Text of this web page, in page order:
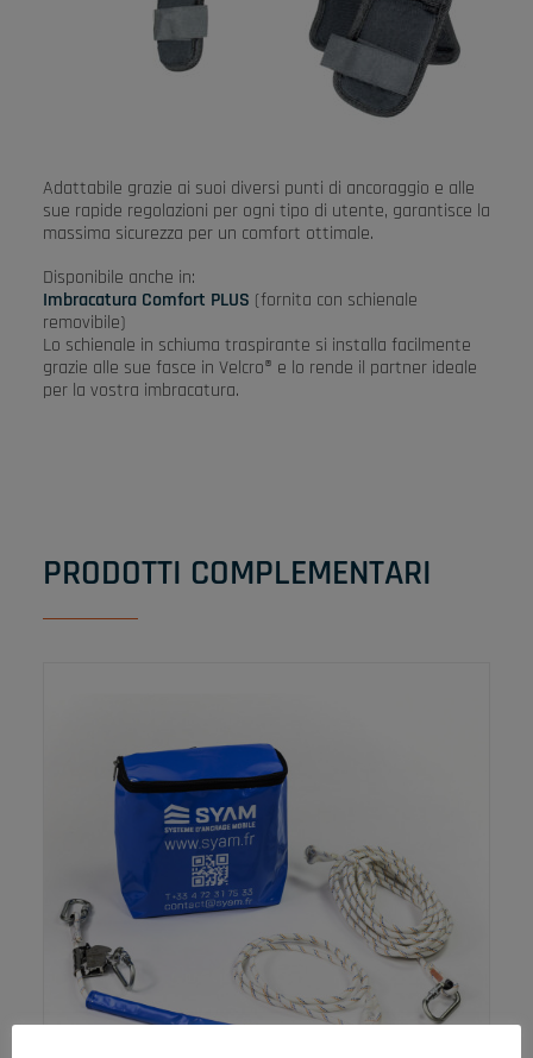
Adattabile grazie ai suoi diversi punti di ancoraggio e alle
sue rapide regolazioni per ogni tipo di utente, garantisce la
massima sicurezza per un comfort ottimale.
Disponibile anche in:
Imbracatura Comfort PLUS (fornita con schienale
removibile)
Lo schienale in schiuma traspirante si installa facilmente
grazie alle sue fasce in Velcro® e lo rende il partner ideale
per la vostra imbracatura.
PRODOTTI COMPLEMENTARI